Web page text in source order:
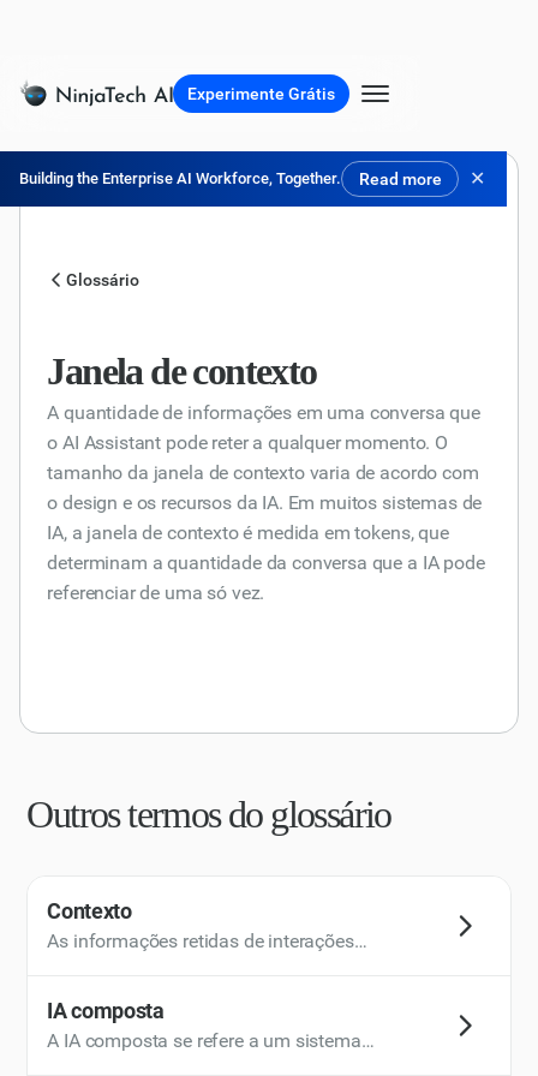
Building the Enterprise AI Workforce, Together. Read more ✕
Experimente Grátis
Glossário
Janela de contexto
A quantidade de informações em uma conversa que
o AI Assistant pode reter a qualquer momento. O
tamanho da janela de contexto varia de acordo com
o design e os recursos da IA. Em muitos sistemas de
IA, a janela de contexto é medida em tokens, que
determinam a quantidade da conversa que a IA pode
referenciar de uma só vez.
Outros termos do glossário
Contexto
As informações retidas de interações
continuidade e a relevância nas conversas em
andamento. O contexto ajuda a IA a adaptar
IA composta
A IA composta se refere a um sistema